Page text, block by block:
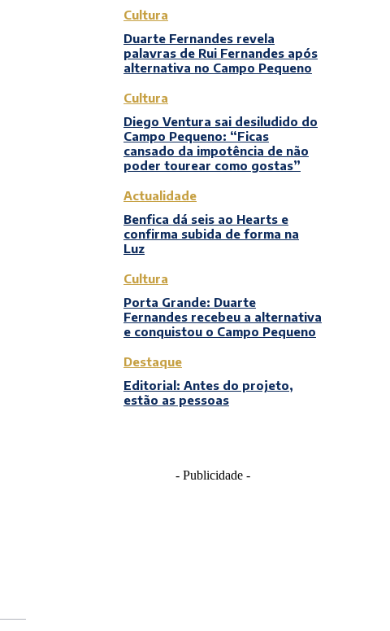
Cultura
Duarte Fernandes revela
palavras de Rui Fernandes após
alternativa no Campo Pequeno
Cultura
Diego Ventura sai desiludido do
Campo Pequeno: “Ficas
cansado da impotência de não
poder tourear como gostas”
Actualidade
Benfica dá seis ao Hearts e
confirma subida de forma na
Luz
Cultura
Porta Grande: Duarte
Fernandes recebeu a alternativa
e conquistou o Campo Pequeno
Destaque
Editorial: Antes do projeto,
estão as pessoas
- Publicidade -